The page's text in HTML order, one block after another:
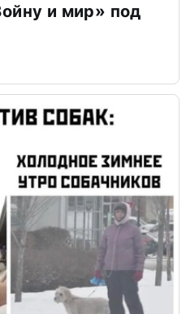
и мир» под